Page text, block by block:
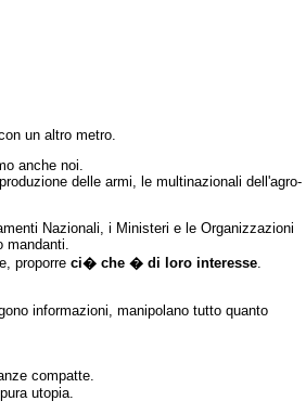
un altro metro.
anche noi.
delle armi, le multinazionali dell'agro-
Nazionali, i Ministeri e le Organizzazioni
proporre ci� che � di loro interesse
informazioni, manipolano tutto quanto
compatte.
utopia.